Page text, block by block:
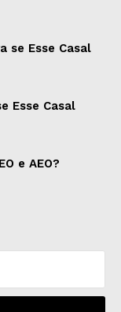
se Esse Casal
Esse Casal
e AEO?